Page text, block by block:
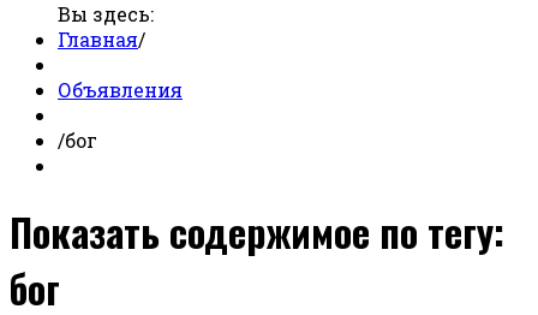
Вы здесь:
Главная/
Объявления
/бог
Показать содержимое по тегу:
бог